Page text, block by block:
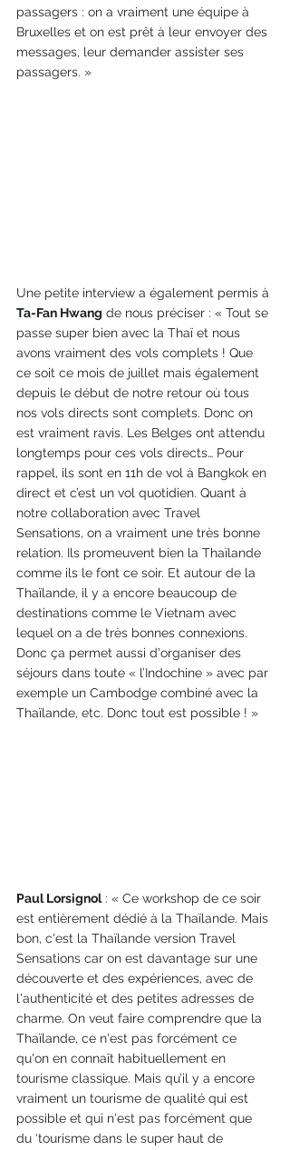
passagers : on a vraiment une équipe à
Bruxelles et on est prêt à leur envoyer des
messages, leur demander assister ses
passagers. »
Une petite interview a également permis à
Ta-Fan Hwang de nous préciser : « Tout se
passe super bien avec la Thaï et nous
avons vraiment des vols complets ! Que
ce soit ce mois de juillet mais également
depuis le début de notre retour où tous
nos vols directs sont complets. Donc on
est vraiment ravis. Les Belges ont attendu
longtemps pour ces vols directs… Pour
rappel, ils sont en 11h de vol à Bangkok en
direct et c’est un vol quotidien. Quant à
notre collaboration avec Travel
Sensations, on a vraiment une très bonne
relation. Ils promeuvent bien la Thaïlande
comme ils le font ce soir. Et autour de la
Thaïlande, il y a encore beaucoup de
destinations comme le Vietnam avec
lequel on a de très bonnes connexions.
Donc ça permet aussi d'organiser des
séjours dans toute « l’Indochine » avec par
exemple un Cambodge combiné avec la
Thaïlande, etc. Donc tout est possible ! »
Paul Lorsignol : « Ce workshop de ce soir
est entièrement dédié à la Thaïlande. Mais
bon, c'est la Thaïlande version Travel
Sensations car on est davantage sur une
découverte et des expériences, avec de
l'authenticité et des petites adresses de
charme. On veut faire comprendre que la
Thaïlande, ce n'est pas forcément ce
qu'on en connaît habituellement en
tourisme classique. Mais qu’il y a encore
vraiment un tourisme de qualité qui est
possible et qui n'est pas forcément que
du ‘tourisme dans le super haut de